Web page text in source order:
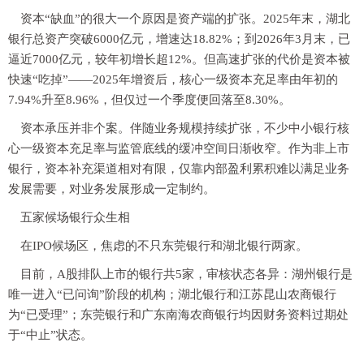
资本“缺血”的很大一个原因是资产端的扩张。2025年末，湖北
银行总资产突破6000亿元，增速达18.82%；到2026年3月末，已
逼近7000亿元，较年初增长超12%。但高速扩张的代价是资本被
快速“吃掉”——2025年增资后，核心一级资本充足率由年初的
7.94%升至8.96%，但仅过一个季度便回落至8.30%。
资本承压并非个案。伴随业务规模持续扩张，不少中小银行核
心一级资本充足率与监管底线的缓冲空间日渐收窄。作为非上市
银行，资本补充渠道相对有限，仅靠内部盈利累积难以满足业务
发展需要，对业务发展形成一定制约。
五家候场银行众生相
在IPO候场区，焦虑的不只东莞银行和湖北银行两家。
目前，A股排队上市的银行共5家，审核状态各异：湖州银行是
唯一进入“已问询”阶段的机构；湖北银行和江苏昆山农商银行
为“已受理”；东莞银行和广东南海农商银行均因财务资料过期处
于“中止”状态。